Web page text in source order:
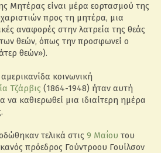
Μητέρας είναι μέρα εορτασμού της
προς τη μητέρα, μια
αναφορές στην λατρεία της θεάς
θεών, όπως την προσφωνεί ο
θεών»).
κοινωνική
Τζάρβις (1864-1948) ήταν αυτή
να καθιερωθεί μια ιδιαίτερη ημέρα
τελικά στις 9 Μαΐου του
πρόεδρος Γούντροου Γουίλσον